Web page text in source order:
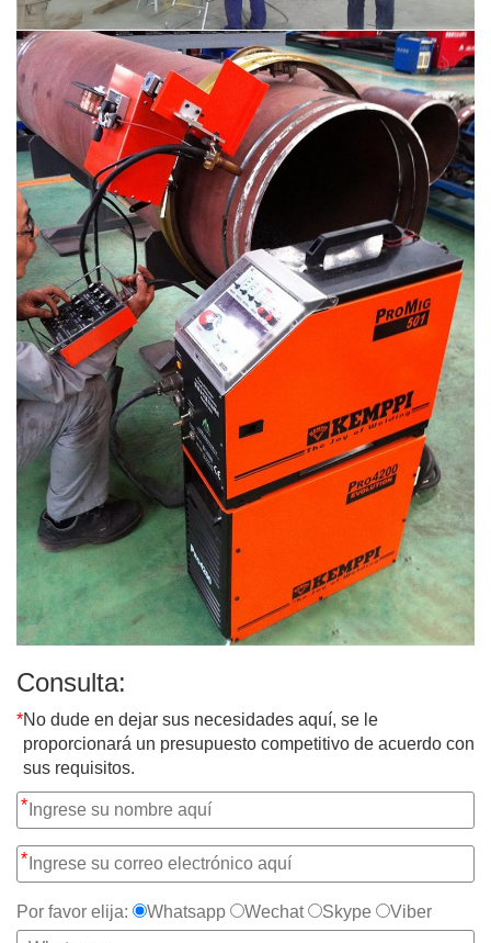
Consulta:
*No dude en dejar sus necesidades aquí, se le
proporcionará un presupuesto competitivo de acuerdo con
sus requisitos.
*
*
Por favor elija: Whatsapp Wechat Skype Viber